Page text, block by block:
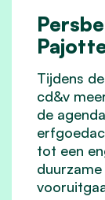
Tijdens
cd&v
de
tot een